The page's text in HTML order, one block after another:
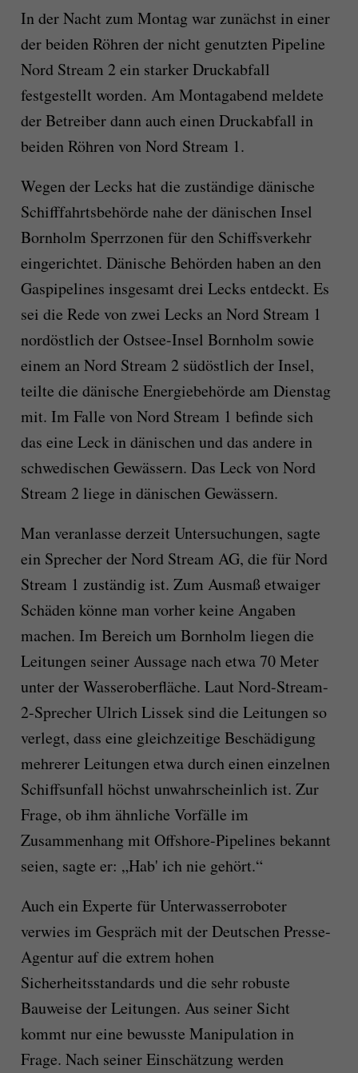
In der Nacht zum Montag war zunächst in einer
der beiden Röhren der nicht genutzten Pipeline
Nord Stream 2 ein starker Druckabfall
festgestellt worden. Am Montagabend meldete
der Betreiber dann auch einen Druckabfall in
beiden Röhren von Nord Stream 1.
Wegen der Lecks hat die zuständige dänische
Schifffahrtsbehörde nahe der dänischen Insel
Bornholm Sperrzonen für den Schiffsverkehr
eingerichtet. Dänische Behörden haben an den
Gaspipelines insgesamt drei Lecks entdeckt. Es
sei die Rede von zwei Lecks an Nord Stream 1
nordöstlich der Ostsee-Insel Bornholm sowie
einem an Nord Stream 2 südöstlich der Insel,
teilte die dänische Energiebehörde am Dienstag
mit. Im Falle von Nord Stream 1 befinde sich
das eine Leck in dänischen und das andere in
schwedischen Gewässern. Das Leck von Nord
Stream 2 liege in dänischen Gewässern.
Man veranlasse derzeit Untersuchungen, sagte
ein Sprecher der Nord Stream AG, die für Nord
Stream 1 zuständig ist. Zum Ausmaß etwaiger
Schäden könne man vorher keine Angaben
machen. Im Bereich um Bornholm liegen die
Leitungen seiner Aussage nach etwa 70 Meter
unter der Wasseroberfläche. Laut Nord-Stream-
2-Sprecher Ulrich Lissek sind die Leitungen so
verlegt, dass eine gleichzeitige Beschädigung
mehrerer Leitungen etwa durch einen einzelnen
Schiffsunfall höchst unwahrscheinlich ist. Zur
Frage, ob ihm ähnliche Vorfälle im
Zusammenhang mit Offshore-Pipelines bekannt
seien, sagte er: „Hab' ich nie gehört.“
Auch ein Experte für Unterwasserroboter
verwies im Gespräch mit der Deutschen Presse-
Agentur auf die extrem hohen
Sicherheitsstandards und die sehr robuste
Bauweise der Leitungen. Aus seiner Sicht
kommt nur eine bewusste Manipulation in
Frage. Nach seiner Einschätzung werden